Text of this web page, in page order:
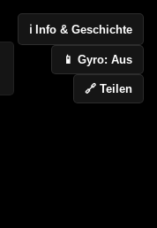
ℹ️ Info & Geschichte
📱 Gyro: Aus
🔗 Teilen